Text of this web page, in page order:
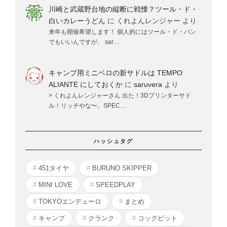
川崎と武蔵野台地の縦断に戦慄？ツール・ド・
白いカレーうどん に くれよんレンジャー より
来年も開催希望します！ 個人的にはツール・ド・パン
でもいいんですが、 sar…
キャンプ用ミニベロの新サドルは TEMPO
ALIANTE にしておくかに saruvera より
> くれよんレンジャーさん 出た！3Dプリンターサド
ル！リッチやな〜。SPEC…
ハッシュタグ
451タイヤ BURUNO SKIPPER
MINI LOVE SPEEDPLAY
TOKYOエンデューロ まとめ
キャンプ クランク コックピット